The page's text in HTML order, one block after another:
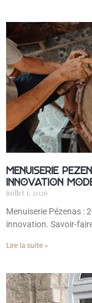
Menuiserie
innovation
juillet 1, 2026
Menuiserie Pézenas :
innovation. Savoir-
Lire la suite »